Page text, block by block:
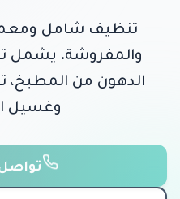
تنظيف شامل
والمفروشة. يشمل
الدهون من المطبخ،
وغسيل